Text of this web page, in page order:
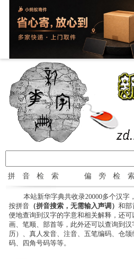
拼音检索 偏旁检
本站新华字典共收录20000多个汉字
按拼音（拼音搜索，无需输入声调） 和部
便地查询到汉字的字意和相关解释，还
画、笔顺、部首等，此外还可以查询到
历）、真人发音、注音、五笔编码、仓颉
码、四角号码等等。